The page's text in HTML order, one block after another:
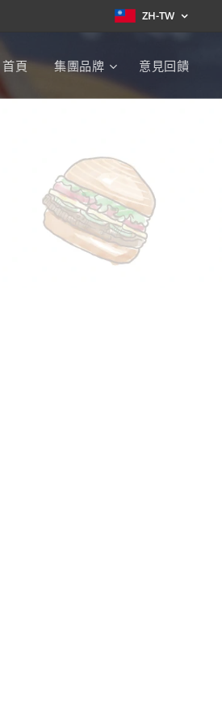
ZH-TW
首頁 集團品牌 意見回饋